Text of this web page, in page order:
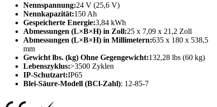
Nennspannung:24 V (25,6 V)
Nennkapazität:150 Ah
Gespeicherte Energie:3,84 kWh
Abmessungen (L×B×H) in Zoll:25 x 7,09 x 21,2 Zoll
Abmessungen (L×B×H) in Millimetern:635 x 180 x 538,5
mm
Gewicht lbs. (kg) Ohne Gegengewicht:132,28 lbs (60 kg)
Lebenszyklus:>3500 Zyklen
IP-Schutzart:IP65
Blei-Säure-Modell (BCl-Zahl): 12-85-7